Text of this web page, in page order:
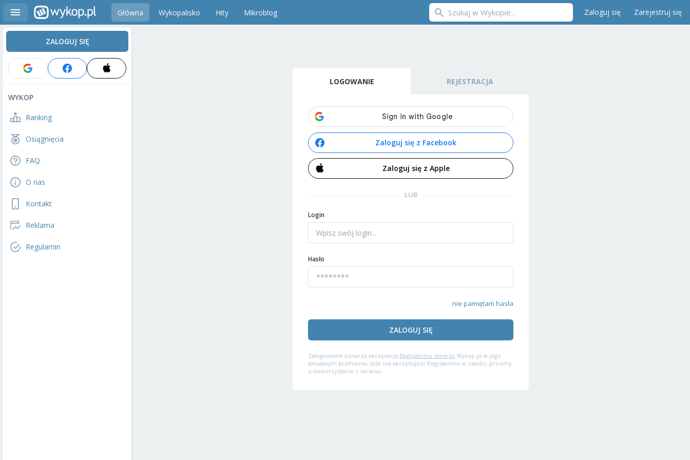
Główna Wykopalisko Hity Mikroblog Zaloguj się Zarejestruj się
ZALOGUJ SIĘ
WYKOP
Ranking
Osiągnięcia
FAQ
O nas
Kontakt
Reklama
Regulamin
LOGOWANIE REJESTRACJA
Zaloguj się z Facebook
Zaloguj się z Apple
LUB
Login
Hasło
nie pamiętam hasła
ZALOGUJ SIĘ
Zalogowanie oznacza akceptację Regulaminu serwisu Wykop.pl w jego
aktualnym brzmieniu. Jeśli nie akceptujesz Regulaminu w całości, prosimy
o niekorzystanie z serwisu.